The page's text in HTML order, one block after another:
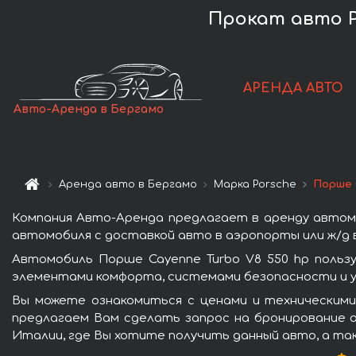
Прокат авто
Авто-Аренда в Бергамо
АРЕНДА АВТО
Аренда авто в Бергамо Марка Porsche Порше
Компания Авто-Аренда предлагает в аренду
автомобиля с доставкой авто в аэропорты или ж/д
Автомобиль Порше Cayenne Turbo V8 550 hp
элементами комфорта, системами безопасности и
Вы можете ознакомиться с ценами и
предлагаем Вам сделать запрос на
Италии, где Вы хотите получить данный авто, а